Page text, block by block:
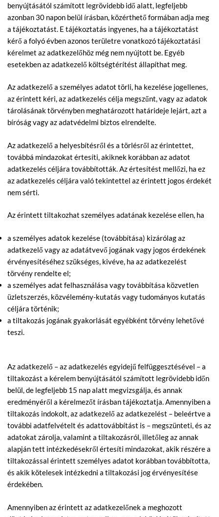
benyújtásától számított legrövidebb idő alatt, legfeljebb
azonban 30 napon belül írásban, közérthető formában adja meg
a tájékoztatást. E tájékoztatás ingyenes, ha a tájékoztatást
kérő a folyó évben azonos területre vonatkozó tájékoztatási
kérelmet az adatkezelőhöz még nem nyújtott be. Egyéb
esetekben az adatkezelő költségtérítést állapíthat meg.
Az adatkezelő a személyes adatot törli, ha kezelése jogellenes,
az érintett kéri, az adatkezelés célja megszűnt, vagy az adatok
tárolásának törvényben meghatározott határideje lejárt, azt a
bíróság vagy az adatvédelmi biztos elrendelte.
Az adatkezelő a helyesbítésről és a törlésről az érintettet,
továbbá mindazokat értesíti, akiknek korábban az adatot
adatkezelés céljára továbbították. Az értesítést mellőzi, ha ez
az adatkezelés céljára való tekintettel az érintett jogos érdekét
nem sérti.
Az érintett tiltakozhat személyes adatának kezelése ellen, ha
a személyes adatok kezelése (továbbítása) kizárólag az
adatkezelő vagy az adatátvevő jogának vagy jogos érdekének
érvényesítéséhez szükséges, kivéve, ha az adatkezelést
törvény rendelte el;
a személyes adat felhasználása vagy továbbítása közvetlen
üzletszerzés, közvélemény-kutatás vagy tudományos kutatás
céljára történik;
a tiltakozás jogának gyakorlását egyébként törvény lehetővé
teszi.
Az adatkezelő – az adatkezelés egyidejű felfüggesztésével – a
tiltakozást a kérelem benyújtásától számított legrövidebb időn
belül, de legfeljebb 15 nap alatt megvizsgálja, és annak
eredményéről a kérelmezőt írásban tájékoztatja. Amennyiben a
tiltakozás indokolt, az adatkezelő az adatkezelést – beleértve a
további adatfelvételt és adattovábbítást is – megszünteti, és az
adatokat zárolja, valamint a tiltakozásról, illetőleg az annak
alapján tett intézkedésekről értesíti mindazokat, akik részére a
tiltakozással érintett személyes adatot korábban továbbította,
és akik kötelesek intézkedni a tiltakozási jog érvényesítése
érdekében.
Amennyiben az érintett az adatkezelőnek a meghozott